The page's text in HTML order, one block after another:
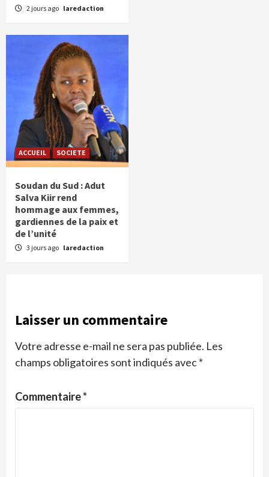
2 jours ago laredaction
ACCUEIL SOCIETE
Soudan du Sud : Adut
Salva Kiir rend
hommage aux femmes,
gardiennes de la paix et
de l’unité
3 jours ago laredaction
Laisser un commentaire
Votre adresse e-mail ne sera pas publiée. Les
champs obligatoires sont indiqués avec*
Commentaire*